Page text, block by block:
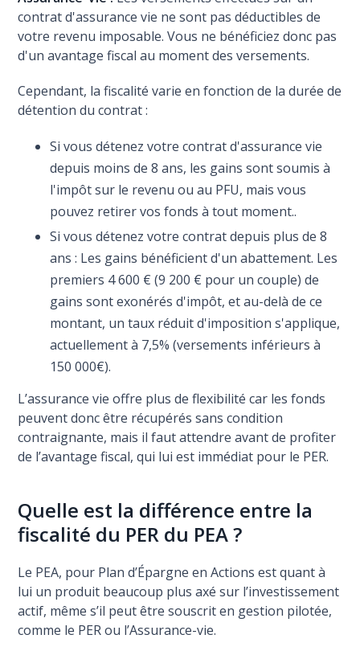
contrat d'assurance vie ne sont pas déductibles de
votre revenu imposable. Vous ne bénéficiez donc pas
d'un avantage fiscal au moment des versements.
Cependant, la fiscalité varie en fonction de la durée de
détention du contrat :
Si vous détenez votre contrat d'assurance vie
depuis moins de 8 ans, les gains sont soumis à
l'impôt sur le revenu ou au PFU, mais vous
pouvez retirer vos fonds à tout moment..
Si vous détenez votre contrat depuis plus de 8
ans : Les gains bénéficient d'un abattement. Les
premiers 4 600 € (9 200 € pour un couple) de
gains sont exonérés d'impôt, et au-delà de ce
montant, un taux réduit d'imposition s'applique,
actuellement à 7,5% (versements inférieurs à
150 000€).
L’assurance vie offre plus de flexibilité car les fonds
peuvent donc être récupérés sans condition
contraignante, mais il faut attendre avant de profiter
de l’avantage fiscal, qui lui est immédiat pour le PER.
Quelle est la différence entre la
fiscalité du PER du PEA ?
Le PEA, pour Plan d’Épargne en Actions est quant à
lui un produit beaucoup plus axé sur l’investissement
actif, même s’il peut être souscrit en gestion pilotée,
comme le PER ou l’Assurance-vie.